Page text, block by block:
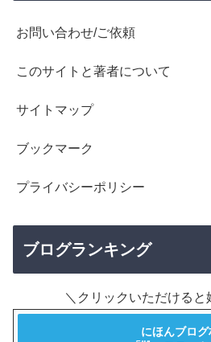
お問い合わせ/ご依頼
このサイトと著者について
サイトマップ
ブックマーク
プライバシーポリシー
ブログランキング
＼クリックいただけると
にほんブログ